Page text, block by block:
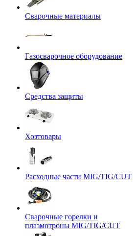
Сварочные материалы
Газосварочное оборудование
Средства защиты
Хозтовары
Расходные части MIG/TIG/CUT
Сварочные горелки и
плазмотроны MIG/TIG/CUT